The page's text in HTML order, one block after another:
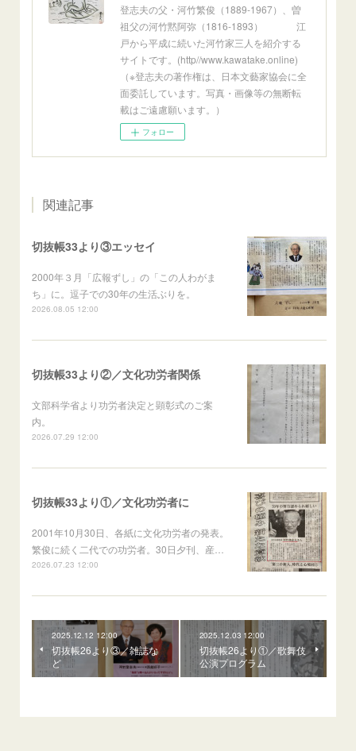
登志夫の父・河竹繁俊（1889-1967）、曽
祖父の河竹黙阿弥（1816-1893） 江
戸から平成に続いた河竹家三人を紹介する
サイトです。(http//www.kawatake.online)
（※登志夫の著作権は、日本文藝家協会に全
面委託しています。写真・画像等の無断転
載はご遠慮願います。）
フォロー
関連記事
切抜帳33より③エッセイ
2000年３月「広報ずし」の「この人わがま
ち」に。逗子での30年の生活ぶりを。
2026.08.05 12:00
切抜帳33より②／文化功労者関係
文部科学省より功労者決定と顕彰式のご案
内。
2026.07.29 12:00
切抜帳33より①／文化功労者に
2001年10月30日、各紙に文化功労者の発表。
繁俊に続く二代での功労者。30日夕刊、産…
2026.07.23 12:00
2025.12.12 12:00
切抜帳26より③／雑誌な
ど
2025.12.03 12:00
切抜帳26より①／歌舞伎
公演プログラム